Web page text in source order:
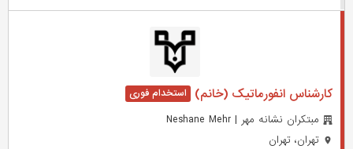
کارشناس انفورماتیک (خانم)
مبتکران نشانه مهر | Neshane Mehr
تهران، تهران